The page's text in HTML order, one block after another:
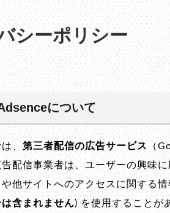
シーポリシー
について
、第三者配信の広告サービス（
配信事業者は、ユーザーの興味
他サイトへのアクセスに関する
含まれません) を使用することが